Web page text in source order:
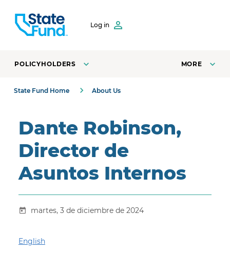
Log in
POLICYHOLDERS MORE
State Fund Home About Us
Dante Robinson,
Director de
Asuntos Internos
martes, 3 de diciembre de 2024
English